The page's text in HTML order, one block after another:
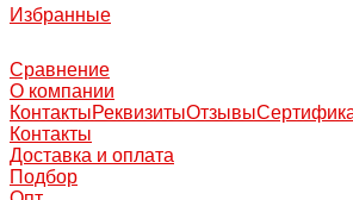
Избранные
Сравнение
О компании
КонтактыРеквизитыОтзывы
Контакты
Доставка и оплата
Подбор